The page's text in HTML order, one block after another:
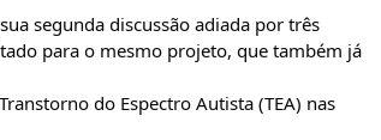
segunda discussão adiada por três
para o mesmo projeto, que também já
do Espectro Autista (TEA) nas